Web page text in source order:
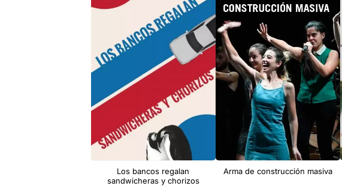
Los bancos regalan
sandwicheras y chorizos
Arma de construcción masiva